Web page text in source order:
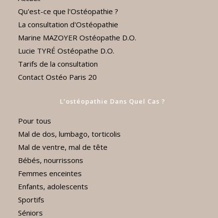
Qu'est-ce que l'Ostéopathie ?
La consultation d'Ostéopathie
Marine MAZOYER Ostéopathe D.O.
Lucie TYRÉ Ostéopathe D.O.
Tarifs de la consultation
Contact Ostéo Paris 20
L’ostéopathie Dans Quel Cas ?
Pour tous
Mal de dos, lumbago, torticolis
Mal de ventre, mal de tête
Bébés, nourrissons
Femmes enceintes
Enfants, adolescents
Sportifs
Séniors